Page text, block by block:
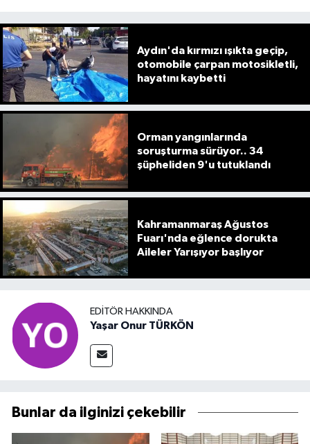
Aydın'da kırmızı ışıkta geçip,
otomobile çarpan motosikletli,
hayatını kaybetti
Orman yangınlarında
soruşturma sürüyor.. 34
şüpheliden 9'u tutuklandı
Kahramanmaraş Ağustos
Fuarı'nda eğlence dorukta
Aileler Yarışıyor başlıyor
EDITÖR HAKKINDA
Yaşar Onur TÜRKÖN
Bunlar da ilginizi çekebilir